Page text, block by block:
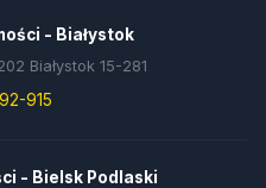
- Białystok
Białystok 15-281
915
- Bielsk Podlaski